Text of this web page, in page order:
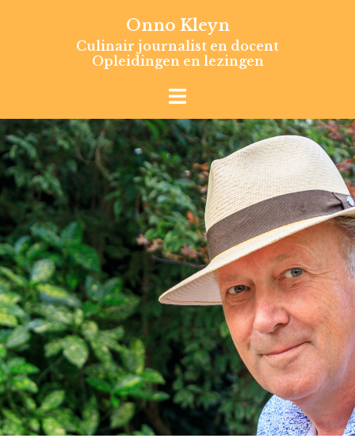
Onno Kleyn
Culinair journalist en docent
Opleidingen en lezingen